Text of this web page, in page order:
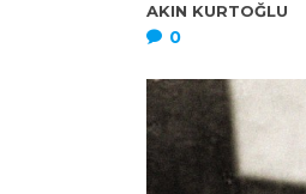
AKIN KURTOĞLU
0